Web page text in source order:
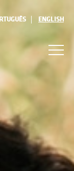
ENGLISH